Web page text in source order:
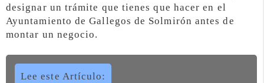
designar un trámite que tienes que hacer en el
Ayuntamiento de Gallegos de Solmirón antes de
montar un negocio.
Lee este Artículo: